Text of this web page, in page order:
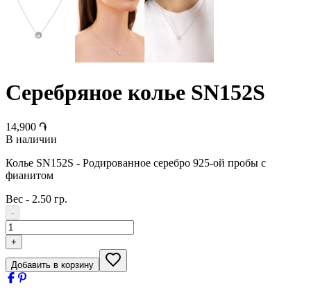
Серебряное колье SN152S
14,900 ֏
В наличии
Колье SN152S - Родированное серебро 925-ой пробы с
фианитом
Вес - 2.50 гр.
-
+
Добавить в корзину